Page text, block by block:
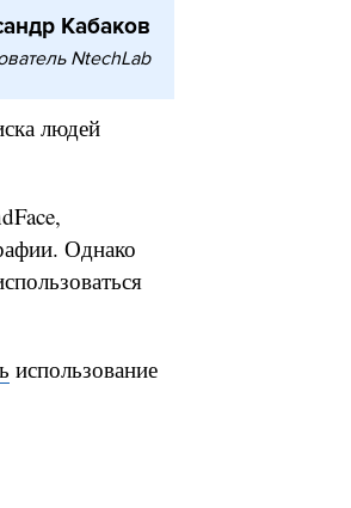
Кабаков
NtechLab
людей
Однако
использование